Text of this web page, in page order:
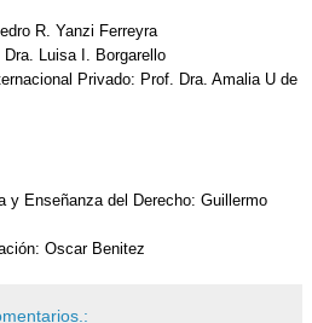
R. Yanzi Ferreyra
Luisa I. Borgarello
Privado: Prof. Dra. Amalia U de
y Enseñanza del Derecho: Guillermo
Oscar Benitez